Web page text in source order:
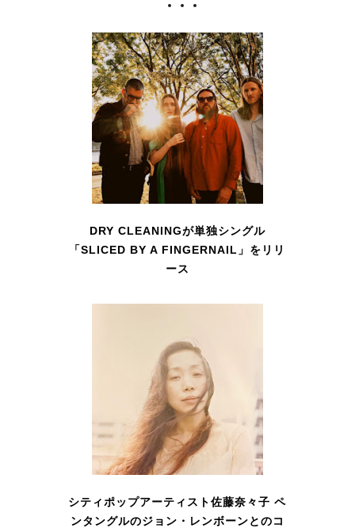
DRY CLEANINGが単独シングル
「SLICED BY A FINGERNAIL」をリリ
ース
シティポップアーティスト佐藤奈々子 ペ
ンタングルのジョン・レンボーンとのコ